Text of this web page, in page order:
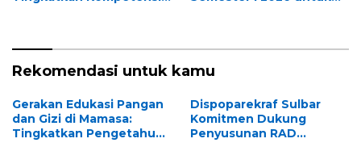
Rekomendasi untuk kamu
Gerakan Edukasi Pangan
dan Gizi di Mamasa:
Tingkatkan Pengetahuan
Dispoparekraf Sulbar
Komitmen Dukung
Penyusunan RAD